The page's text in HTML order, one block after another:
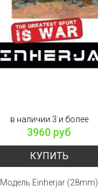
в наличии 3 и более
3960 руб
КУПИТЬ
Модель Einherjar (28mm)